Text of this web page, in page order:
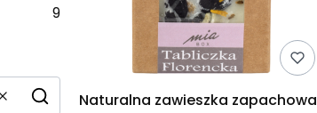
9
WyczyśćSzukajNaturalna zawieszka zapachowa